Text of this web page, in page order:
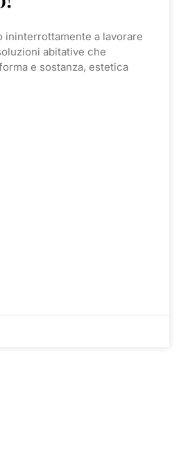
ininterrottamente a lavorare
abitative che
e sostanza, estetica